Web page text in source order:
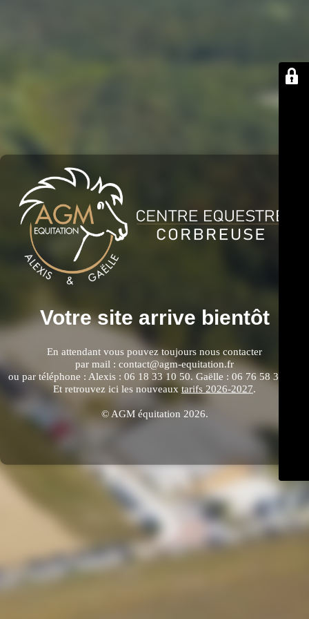
Votre site arrive bientôt
En attendant vous pouvez toujours nous contacter
par mail : contact@agm-equitation.fr
ou par téléphone : Alexis : 06 18 33 10 50. Gaëlle : 06 76 58 33 64.
Et retrouvez ici les nouveaux tarifs 2026-2027.
© AGM équitation 2026.